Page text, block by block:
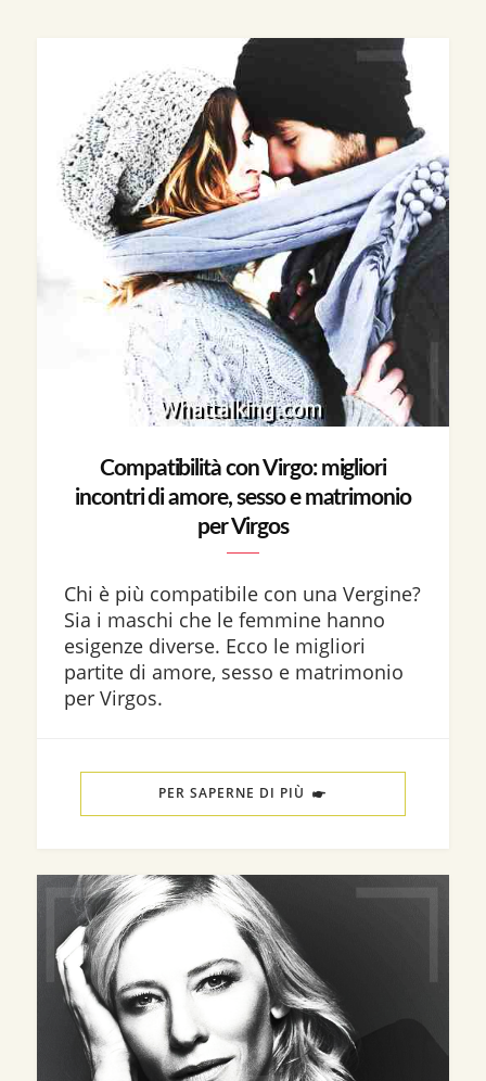
Compatibilità con Virgo: migliori
incontri di amore, sesso e matrimonio
per Virgos
Chi è più compatibile con una Vergine?
Sia i maschi che le femmine hanno
esigenze diverse. Ecco le migliori
partite di amore, sesso e matrimonio
per Virgos.
PER SAPERNE DI PIÙ